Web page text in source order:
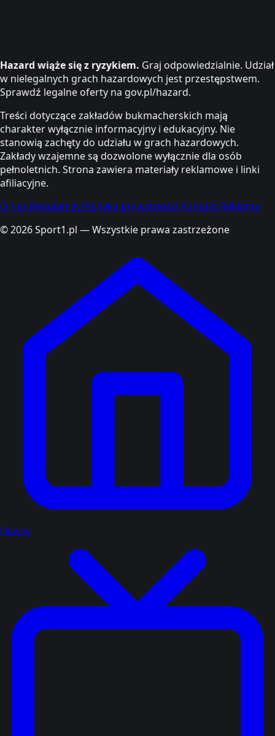
Hazard wiąże się z ryzykiem. Graj odpowiedzialnie. Udział
w nielegalnych grach hazardowych jest przestępstwem.
Sprawdź legalne oferty na gov.pl/hazard.
Treści dotyczące zakładów bukmacherskich mają
charakter wyłącznie informacyjny i edukacyjny. Nie
stanowią zachęty do udziału w grach hazardowych.
Zakłady wzajemne są dozwolone wyłącznie dla osób
pełnoletnich. Strona zawiera materiały reklamowe i linki
afiliacyjne.
O nas Regulamin Polityka prywatności Kontakt Reklama
© 2026 Sport1.pl — Wszystkie prawa zastrzeżone
Newsy